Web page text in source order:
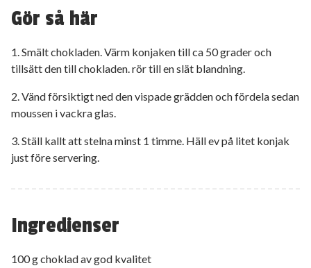
Ingredienser
100 g choklad av god kvalitet
Gör så här
1. Smält chokladen. Värm konjaken till ca 50 grader och
tillsätt den till chokladen. rör till en slät blandning.
2. Vänd försiktigt ned den vispade grädden och fördela sedan
moussen i vackra glas.
3. Ställ kallt att stelna minst 1 timme. Häll ev på litet konjak
just före servering.